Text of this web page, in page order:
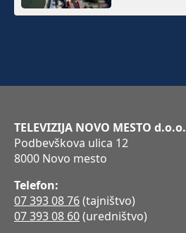
TELEVIZIJA NOVO MESTO d.o.o.
Podbevškova ulica 12
8000 Novo mesto
Telefon:
07 393 08 76(tajništvo)
07 393 08 60(uredništvo)